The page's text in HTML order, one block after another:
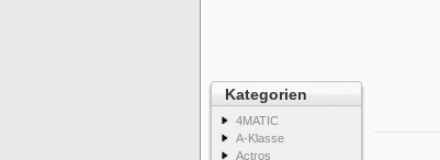
Kategorien
4MATIC
A-Klasse
Actros